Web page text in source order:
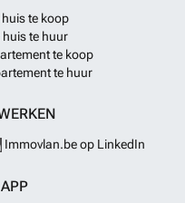
te koop
te huur
te koop
te huur
Immovlan.be op LinkedIn